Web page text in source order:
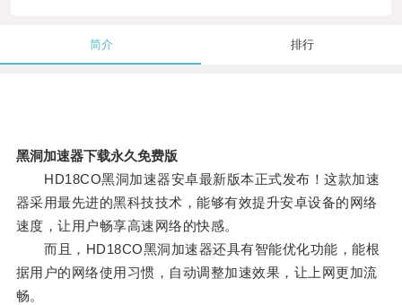
简介 排行
黑洞加速器下载永久免费版
HD18CO黑洞加速器安卓最新版本正式发布！这款加速
器采用最先进的黑科技技术，能够有效提升安卓设备的网络
速度，让用户畅享高速网络的快感。
而且，HD18CO黑洞加速器还具有智能优化功能，能根
据用户的网络使用习惯，自动调整加速效果，让上网更加流
畅。